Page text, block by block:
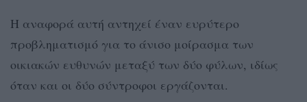
Η αναφορά αυτή αντηχεί έναν ευρύτερο
προβληματισμό για το άνισο μοίρασμα των
οικιακών ευθυνών μεταξύ των δύο φύλων, ιδίως
όταν και οι δύο σύντροφοι εργάζονται.